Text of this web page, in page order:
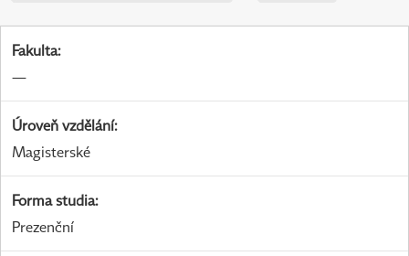
Fakulta:
—
Úroveň vzdělání:
Magisterské
Forma studia:
Prezenční